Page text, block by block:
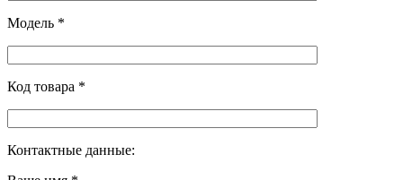
Модель *
Код товара *
Контактные данные: